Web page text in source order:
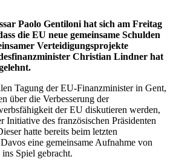
Paolo Gentiloni hat sich am Freitag
die EU neue gemeinsame Schulden
Verteidigungsprojekte
Christian Lindner hat
Tagung der EU-Finanzminister in Gent,
über die Verbesserung der
der EU diskutieren werden,
Initiative des französischen Präsidenten
hatte bereits beim letzten
eine gemeinsame Aufnahme von
Spiel gebracht.